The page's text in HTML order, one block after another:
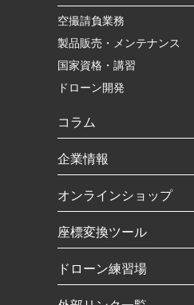
空撮請負業務
製品販売・メンテナンス
国家資格・講習
ドローン開発
コラム
企業情報
オンラインショップ
座標変換ツール
ドローン練習場